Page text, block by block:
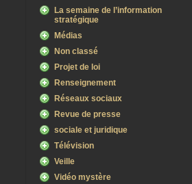
La semaine de l’information
stratégique
Médias
Non classé
Projet de loi
Renseignement
Réseaux sociaux
Revue de presse
sociale et juridique
Télévision
Veille
Vidéo mystère